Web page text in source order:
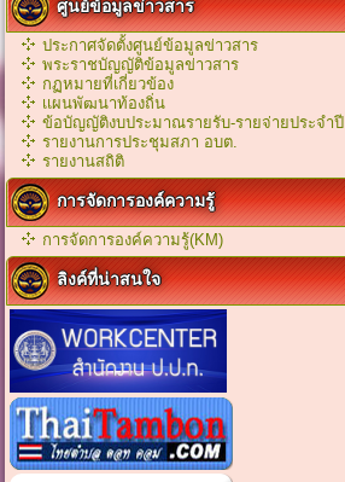
ศูนย์ข้อมูลข่าวสาร
ประกาศจัดตั้งศูนย์ข้อมูลข่าวสาร
พระราชบัญญัติข้อมูลข่าวสาร
กฏหมายที่เกี่ยวข้อง
เเผนพัฒนาท้องถิ่น
ข้อบัญญัติงบประมาณรายรับ-รายจ่ายประจำปี
รายงานการประชุมสภา อบต.
รายงานสถิติ
การจัดการองค์ความรู้
การจัดการองค์ความรู้(KM)
ลิงค์ที่น่าสนใจ